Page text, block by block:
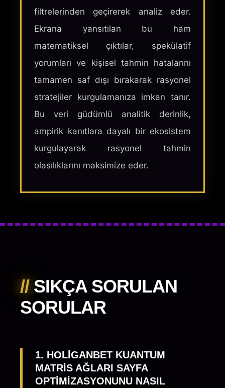
filtrelerinden geçirerek analiz eder.
Ekrana yansıtılan bu ham
matematiksel çıktılar, spekülatif
yorumları ve kişisel tahmin hatalarını
tamamen saf dışı bırakarak rasyonel
stratejiler kurgulamanıza imkan tanır.
Bu veri güdümlü analitik derinlik,
ampirik kanıtlara dayalı bir ekosistem
kurgulayarak rasyonel tahmin
olasılıklarını maksimize eder.
//SIKÇA SORULAN
SORULAR
1. HOLIGANBET KUANTUM
MATRIS AĞLARI SAYFA
OPTIMIZASYONUNU NASIL